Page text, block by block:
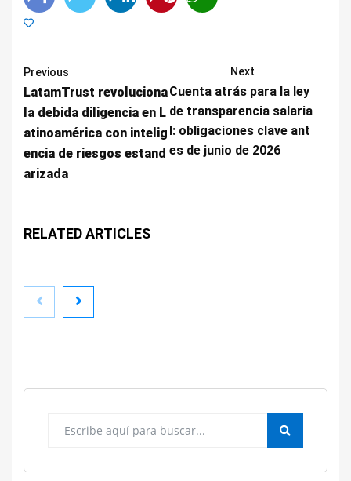
Previous
LatamTrust revoluciona
la debida diligencia en L
atinoamérica con intelig
encia de riesgos estand
arizada
Next
Cuenta atrás para la ley
de transparencia salaria
l: obligaciones clave ant
es de junio de 2026
RELATED ARTICLES